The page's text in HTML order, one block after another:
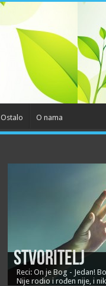
Ostalo O nama
Stvoritelj
Reci: On je Bog - Jedan!
Nije rodio i rođen nije, i